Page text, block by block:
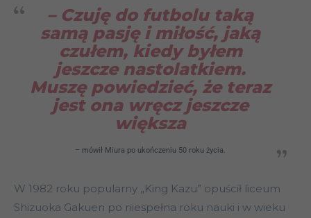
– Czuję do futbolu taką
samą pasję i miłość, jaką
czułem, kiedy byłem
jeszcze nastolatkiem.
Muszę powiedzieć, że teraz
jest ona wręcz jeszcze
większa
– mówił Miura po ukończeniu 50 roku życia.
W 1982 roku popularny „King Kazu” opuścił liceum
Shizuoka Gakuen po niespełna roku nauki i w wieku